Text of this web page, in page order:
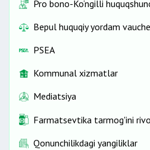
Pro bono-Ko‘ngilli
Bepul huquqiy yordam
PSEA
Kommunal xizmatlar
Mediatsiya
Farmatsevtika tarmog'ini
Qonunchilikdagi yangiliklar